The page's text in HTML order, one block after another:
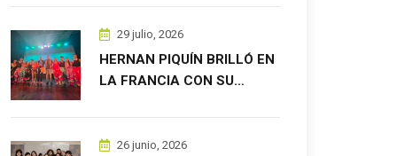
29 julio, 2026
HERNAN PIQUÍN BRILLÓ EN
LA FRANCIA CON SU…
26 junio, 2026